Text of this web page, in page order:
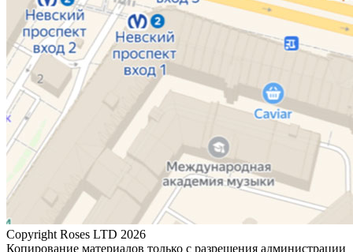
Copyright Roses LTD 2026
Копирование материалов только с разрешения администрации